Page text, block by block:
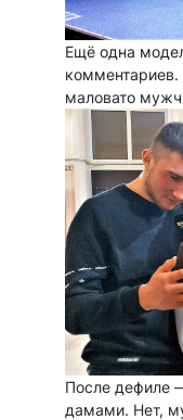
Ещё одна
маловато
После дефиле
дамами. Нет,